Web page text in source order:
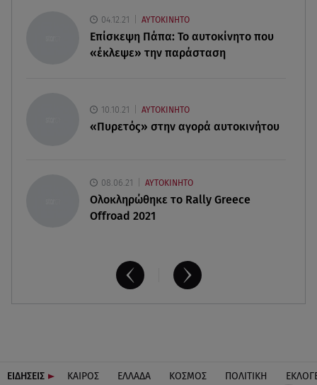
08.08.26 , 17:45
Εριέττα Κούρκουλου: Η συγκινητική ανάρτηση
για τα 33α γενέθλιά της
Νεκρή μεγαλόσωμη αρκούδα στην Καστοριά,
πιθανόν από πυροβολισμό
04.12.21 ΑΥΤΟΚΙΝΗΤΟ
Επίσκεψη Πάπα: Το αυτοκίνητο που
«έκλεψε» την παράσταση
10.10.21 ΑΥΤΟΚΙΝΗΤΟ
«Πυρετός» στην αγορά αυτοκινήτου
08.06.21 ΑΥΤΟΚΙΝΗΤΟ
Ολοκληρώθηκε το Rally Greece
Offroad 2021
ΕΙΔΗΣΕΙΣ ΚΑΙΡΟΣ ΕΛΛΑΔΑ ΚΟΣΜΟΣ ΠΟΛΙΤΙΚΗ